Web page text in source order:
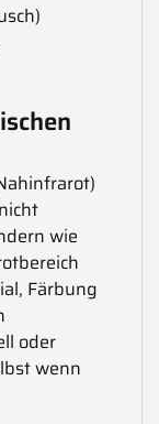
wie
Färbung
oder
wenn